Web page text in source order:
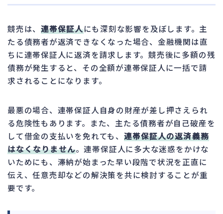
競売は、連帯保証人にも深刻な影響を及ぼします。主
たる債務者が返済できなくなった場合、金融機関は直
ちに連帯保証人に返済を請求します。競売後に多額の残
債務が発生すると、その全額が連帯保証人に一括で請
求されることになります。
最悪の場合、連帯保証人自身の財産が差し押さえられ
る危険性もあります。また、主たる債務者が自己破産を
して借金の支払いを免れても、 連帯保証人の返済義務
はなくなりません。連帯保証人に多大な迷惑をかけな
いためにも、滞納が始まった早い段階で状況を正直に
伝え、任意売却などの解決策を共に検討することが重
要です。